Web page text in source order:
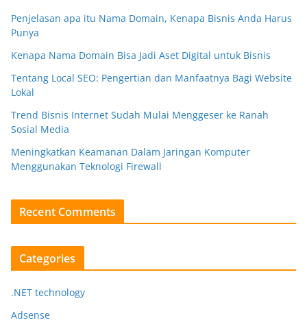
Penjelasan apa itu Nama Domain, Kenapa Bisnis Anda Harus
Punya
Kenapa Nama Domain Bisa Jadi Aset Digital untuk Bisnis
Tentang Local SEO: Pengertian dan Manfaatnya Bagi Website
Lokal
Trend Bisnis Internet Sudah Mulai Menggeser ke Ranah
Sosial Media
Meningkatkan Keamanan Dalam Jaringan Komputer
Menggunakan Teknologi Firewall
Recent Comments
Categories
.NET technology
Adsense